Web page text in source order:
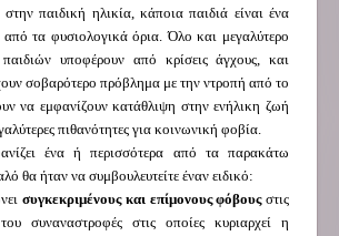
παιδική ηλικία, κάποια παιδιά είναι ένα
τα φυσιολογικά όρια. Όλο και μεγαλύτερο
υποφέρουν από κρίσεις άγχους, και
σοβαρότερο πρόβλημα με την ντροπή από το
να εμφανίζουν κατάθλιψη στην ενήλικη ζωή
πιθανότητες για κοινωνική φοβία.
ένα ή περισσότερα από τα παρακάτω
θα ήταν να συμβουλευτείτε έναν ειδικό:
συγκεκριμένους και επίμονους φόβουςστις
συναναστροφές στις οποίες κυριαρχεί η